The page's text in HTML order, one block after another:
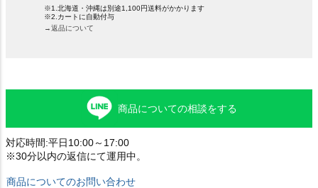
※1.北海道・沖縄は別途1,100円送料がかかります
※2.カートに自動付与
→返品について
商品についての相談をする
対応時間:平日10:00～17:00
※30分以内の返信にて運用中。
商品についてのお問い合わせ